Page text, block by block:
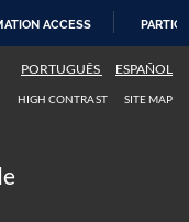
ACCESS
PORTUGUÊS ESPAÑOL
HIGH CONTRAST SITE MAP